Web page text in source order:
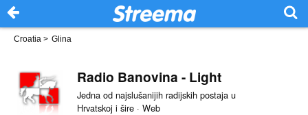
Croatia > Glina
Radio Banovina - Light
Jedna od najslušanijih radijskih postaja u
Hrvatskoj i šire · Web